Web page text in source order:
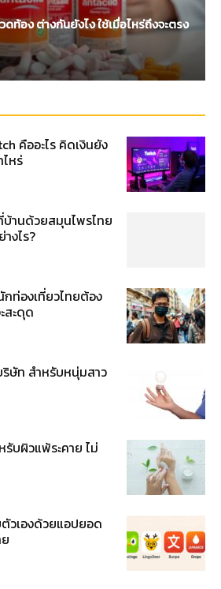
ท้อง ต่างกันยังไง ใช้เมื่อไหร่ถึงจะตรง
คืออะไร คิดเงินยัง
ไหร่
บ้านด้วยสมุนไพรไทย
งไร?
กท่องเที่ยวไทยต้อง
สะดุด
ษัท สำหรับหนุ่มสาว
บผิวแพ้ระคาย ไม่
วเองด้วยแอปยอด